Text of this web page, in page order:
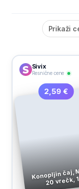
Prikaži
Sivix
Resnične cene
2,59 €
Konopljin čaj,
20 vrečk,